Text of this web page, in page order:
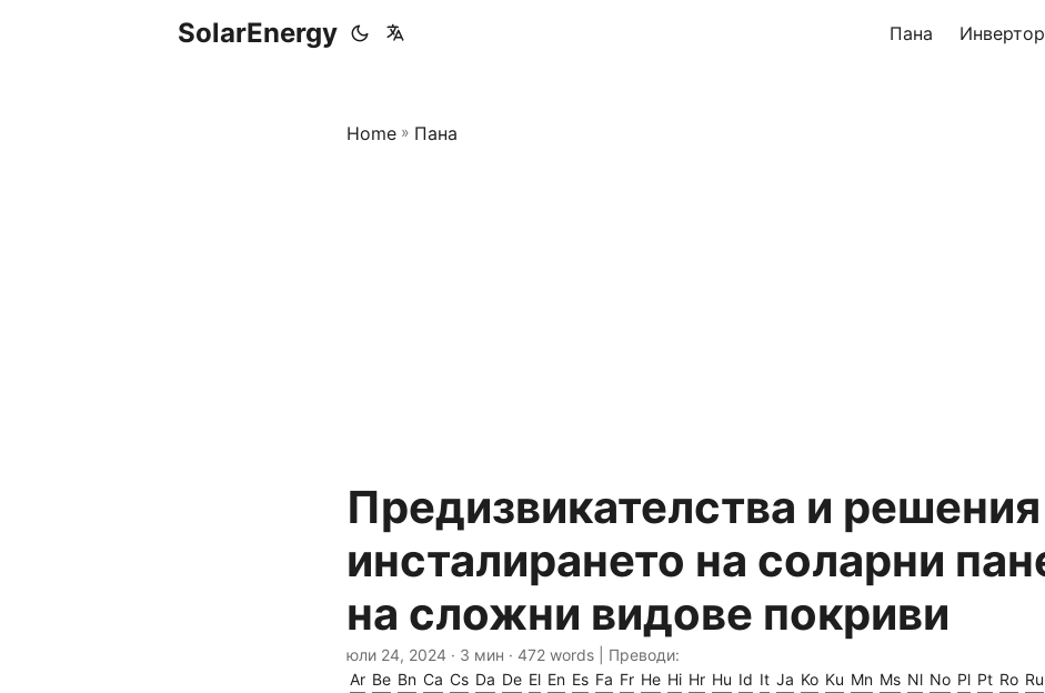
SolarEnergy Пана
Home » Пана
Предизвикателства и
инсталирането на соларни
на сложни видове покриви
юли 24, 2024 · 3 мин · 472 words | Преводи:
Ar Be Bn Ca Cs Da De El En Es Fa Fr He Hi Hr Hu Id It Ja Ko Ku Mn Ms Nl No Pl Pt Ro Ru